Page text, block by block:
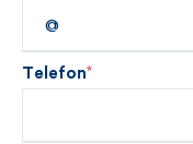
Telefon